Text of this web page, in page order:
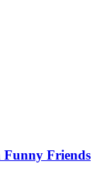
Friends